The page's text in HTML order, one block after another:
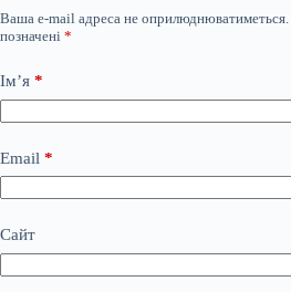
Ваша e-mail адреса не оприлюднюватиметься.
позначені *
Ім’я *
Email *
Сайт